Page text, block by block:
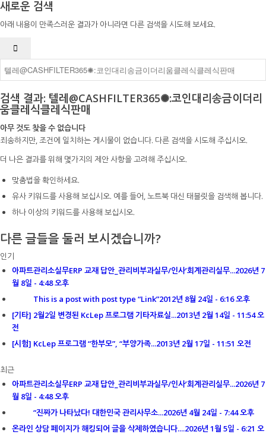
새로운 검색
아래 내용이 만족스러운 결과가 아니라면 다른 검색을 시도해 보세요.
검색 결과: 텔레@CASHFILTER365✺:코인대리송금이더리
움클레식클레식판매
아무 것도 찾을 수 없습니다
죄송하지만, 조건에 일치하는 게시물이 없습니다. 다른 검색을 시도해 주십시오.
더 나은 결과를 위해 몇가지의 제안 사항을 고려해 주십시오.
맞춤법을 확인하세요.
유사 키워드를 사용해 보십시오. 예를 들어, 노트북 대신 태블릿을 검색해 봅니다.
하나 이상의 키워드를 사용해 보십시오.
다른 글들을 둘러 보시겠습니까?
인기
아파트관리소실무ERP 교재 답안_관리비부과실무/인사’회계관리실무...2026년 7
월 8일 - 4:48 오후
This is a post with post type “Link”2012년 8월 24일 - 6:16 오후
[기타] 2월2일 변경된 KcLep 프로그램 기타자료실...2013년 2월 14일 - 11:54 오
전
[시험] KcLep 프로그램 “한부모”, “부양가족...2013년 2월 17일 - 11:51 오전
최근
아파트관리소실무ERP 교재 답안_관리비부과실무/인사’회계관리실무...2026년 7
월 8일 - 4:48 오후
“진짜가 나타났다! 대한민국 관리사무소...2026년 4월 24일 - 7:44 오후
온라인 상담 페이지가 해킹되어 글을 삭제하였습니다....2026년 1월 5일 - 6:21 오